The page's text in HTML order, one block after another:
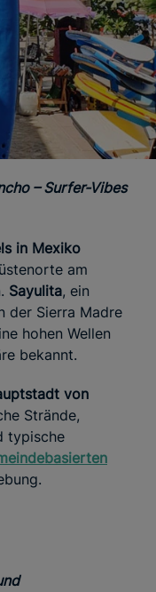
– Surfer-Vibes
in Mexiko
am
Sayulita, ein
der Sierra Madre
hohen Wellen
bekannt.
von
Strände,
typische